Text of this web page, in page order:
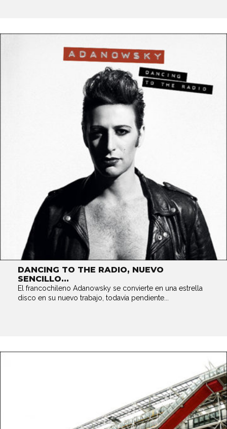
DANCING TO THE RADIO, NUEVO
SENCILLO...
El francochileno Adanowsky se convierte en una estrella
disco en su nuevo trabajo, todavía pendiente...